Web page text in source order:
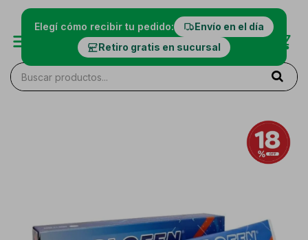
Elegí cómo recibir tu pedido:
Envío en el día
Retiro gratis en sucursal